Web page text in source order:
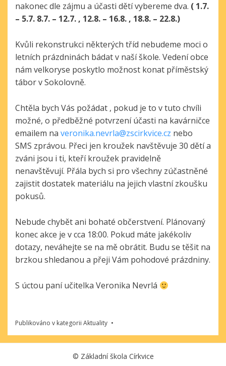
nakonec dle zájmu a účasti dětí vybereme dva. ( 1.7.
– 5.7. 8.7. – 12.7. , 12.8. – 16.8. , 18.8. – 22.8.)
Kvůli rekonstrukci některých tříd nebudeme moci o
letních prázdninách bádat v naší škole. Vedení obce
nám velkoryse poskytlo možnost konat příměstský
tábor v Sokolovně.
Chtěla bych Vás požádat , pokud je to v tuto chvíli
možné, o předběžné potvrzení účasti na kavárničce
emailem na veronika.nevrla@zscirkvice.cz nebo
SMS zprávou. Přeci jen kroužek navštěvuje 30 dětí a
zváni jsou i ti, kteří kroužek pravidelně
nenavštěvují. Přála bych si pro všechny zúčastněné
zajistit dostatek materiálu na jejich vlastní zkoušku
pokusů.
Nebude chybět ani bohaté občerstvení. Plánovaný
konec akce je v cca 18:00. Pokud máte jakékoliv
dotazy, neváhejte se na mě obrátit. Budu se těšit na
brzkou shledanou a přeji Vám pohodové prázdniny.
S úctou paní učitelka Veronika Nevrlá
Publikováno v kategorii Aktuality
© Základní škola Církvice